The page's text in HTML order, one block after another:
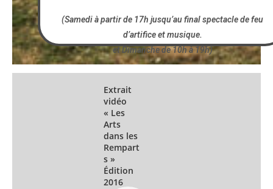
(Samedi à partir de 17h jusqu’au final spectacle de feu
d’artifice et musique.
et Dimanche de 10h à 19h)
Extrait
vidéo
« Les
Arts
dans les
Rempart
s »
Édition
2016